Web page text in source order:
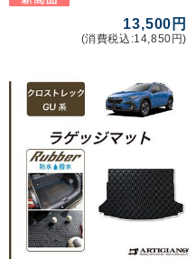
13,500円
(消費税込:14,850円)